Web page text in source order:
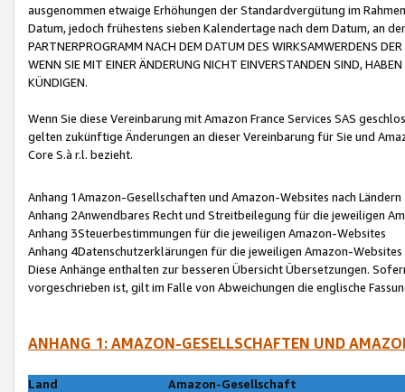
ausgenommen etwaige Erhöhungen der Standardvergütung im
Datum, jedoch frühestens sieben Kalendertage nach dem Datum, an
PARTNERPROGRAMM NACH DEM DATUM DES WIRKSAMWERDENS
WENN SIE MIT EINER ÄNDERUNG NICHT EINVERSTANDEN SIND,
KÜNDIGEN.
Wenn Sie diese Vereinbarung mit Amazon France Services SAS
gelten zukünftige Änderungen an dieser Vereinbarung für Sie und
Core S.à r.l. bezieht.
Anhang 1Amazon-Gesellschaften und Amazon-Websites nach Ländern
Anhang 2Anwendbares Recht und Streitbeilegung für die jeweiligen
Anhang 3Steuerbestimmungen für die jeweiligen Amazon-Websites
Anhang 4Datenschutzerklärungen für die jeweiligen Amazon-Websites
Diese Anhänge enthalten zur besseren Übersicht Übersetzungen.
vorgeschrieben ist, gilt im Falle von Abweichungen die englische
ANHANG 1: AMAZON-GESELLSCHAFTEN UND
Land
Amazon-Gesellschaft